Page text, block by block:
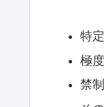
特
極
禁